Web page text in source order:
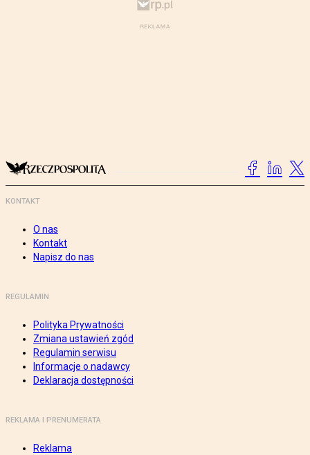
KONTAKT
O nas
Kontakt
Napisz do nas
REGULAMIN
Polityka Prywatności
Zmiana ustawień zgód
Regulamin serwisu
Informacje o nadawcy
Deklaracja dostępności
REKLAMA I PRENUMERATA
Reklama